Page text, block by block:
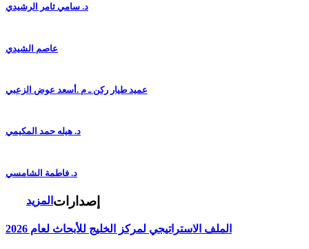
د. سامي ثامر الرشيدي
عاصم الشيدي
عميد طيار ركن ـ م .أسعد عوض الزعبي
د. هيله حمد المكيمي
د. فاطمة الشامسي
المزيد إصدارات
الملف الاستراتيجي لمركز الخليج للأبحاث لعام 2026